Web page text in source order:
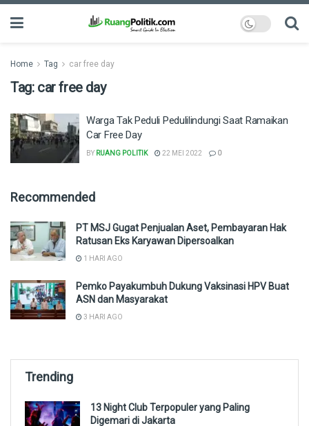
Home Tag car free day
Tag: car free day
Warga Tak Peduli Pedulilindungi Saat Ramaikan
Car Free Day
BY RUANG POLITIK 22 MEI 2022 0
Recommended
PT MSJ Gugat Penjualan Aset, Pembayaran Hak
Ratusan Eks Karyawan Dipersoalkan
1 HARI AGO
Pemko Payakumbuh Dukung Vaksinasi HPV Buat
ASN dan Masyarakat
3 HARI AGO
Trending
13 Night Club Terpopuler yang Paling
Digemari di Jakarta